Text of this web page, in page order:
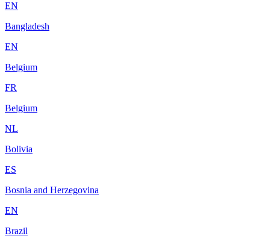
EN
Bangladesh
EN
Belgium
FR
Belgium
NL
Bolivia
ES
Bosnia and Herzegovina
EN
Brazil